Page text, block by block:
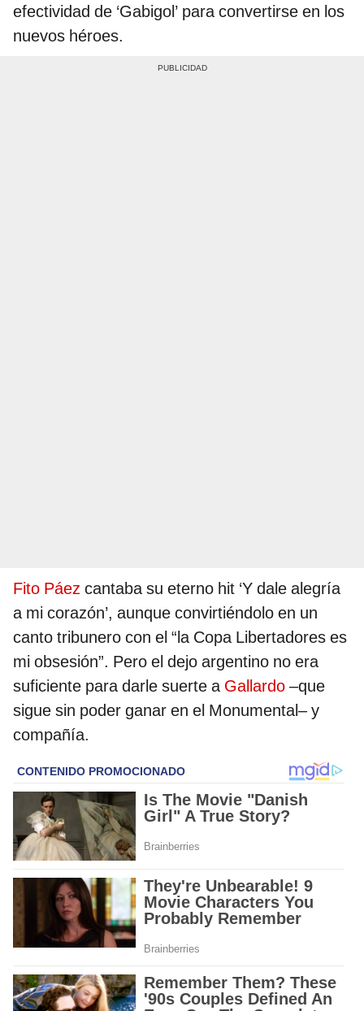
efectividad de ‘Gabigol’ para convertirse en los
nuevos héroes.
Fito Páez cantaba su eterno hit ‘Y dale alegría
a mi corazón’, aunque convirtiéndolo en un
canto tribunero con el “la Copa Libertadores es
mi obsesión”. Pero el dejo argentino no era
suficiente para darle suerte a Gallardo –que
sigue sin poder ganar en el Monumental– y
compañía.